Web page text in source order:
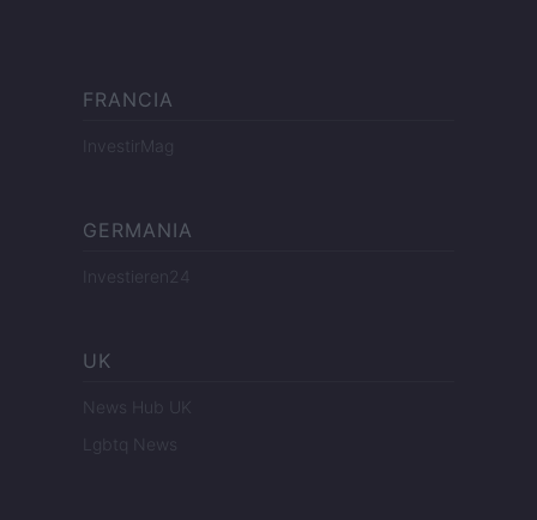
FRANCIA
InvestirMag
GERMANIA
Investieren24
UK
News Hub UK
Lgbtq News